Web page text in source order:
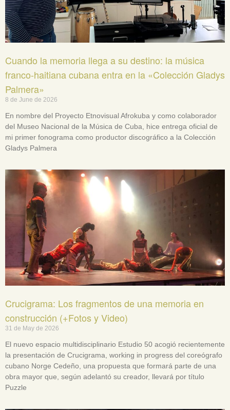
Cuando la memoria llega a su destino: la música
franco-haitiana cubana entra en la «Colección Gladys
Palmera»
8 de June de 2026
En nombre del Proyecto Etnovisual Afrokuba y como colaborador
del Museo Nacional de la Música de Cuba, hice entrega oficial de
mi primer fonograma como productor discográfico a la Colección
Gladys Palmera
Crucigrama: Los fragmentos de una memoria en
construcción (+Fotos y Video)
31 de May de 2026
El nuevo espacio multidisciplinario Estudio 50 acogió recientemente
la presentación de Crucigrama, working in progress del coreógrafo
cubano Norge Cedeño, una propuesta que formará parte de una
obra mayor que, según adelantó su creador, llevará por título
Puzzle